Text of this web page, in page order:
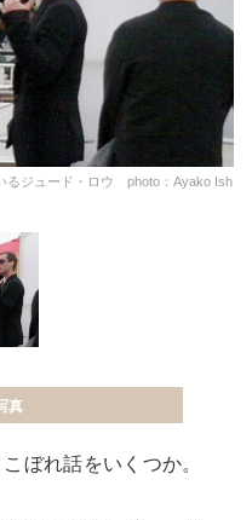
るジュード・ロウ photo：Ayako Ish
真
ぼれ話をいくつか。